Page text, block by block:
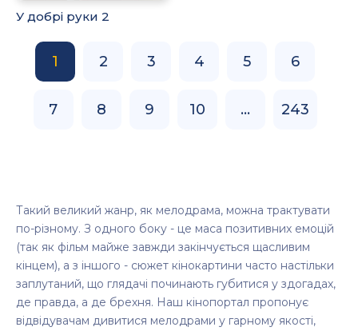
У добрі руки 2
1 2 3 4 5 6
7 8 9 10 ... 243
Такий великий жанр, як мелодрама, можна трактувати
по-різному. З одного боку - це маса позитивних емоцій
(так як фільм майже завжди закінчується щасливим
кінцем), а з іншого - сюжет кінокартини часто настільки
заплутаний, що глядачі починають губитися у здогадах,
де правда, а де брехня. Наш кінопортал пропонує
відвідувачам дивитися мелодрами у гарному якості,